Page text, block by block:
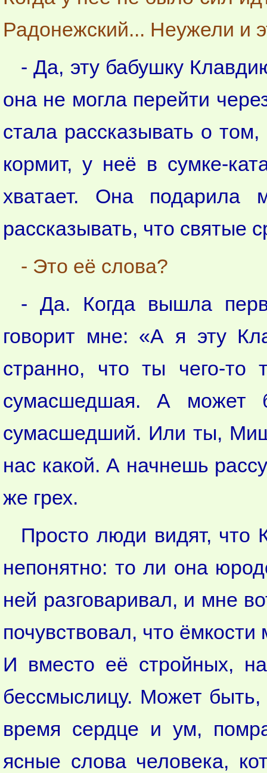
Радонежский... Неужели и
- Да, эту бабушку
она не могла перейти
стала рассказывать о
кормит, у неё в сумке-
хватает. Она
рассказывать, что святые
- Это её слова?
- Да. Когда вышла
говорит мне: «А я эту
странно, что ты чего-
сумасшедшая. А может
сумасшедший. Или ты,
нас какой. А начнешь
же грех.
Просто люди видят, что
непонятно: то ли она
ней разговаривал, и мне
почувствовал, что
И вместо её стройных,
бессмыслицу. Может быть,
время сердце и ум,
ясные слова человека,